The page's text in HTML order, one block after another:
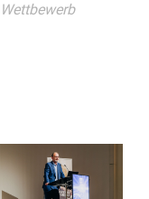
Wettbewerb